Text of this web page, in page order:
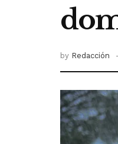
by Redacción